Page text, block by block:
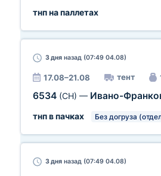
тнп на паллетах
3 дня назад (07:49 04.08)
17.08–21.08 тент
6534 (CH) — Ивано-
тнп в пачках
Без догруза
3 дня назад (07:49 04.08)